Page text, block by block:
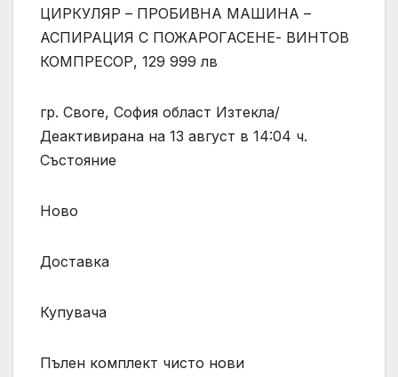
ЦИРКУЛЯР – ПРОБИВНА МАШИНА –
АСПИРАЦИЯ С ПОЖАРОГАСЕНЕ- ВИНТОВ
КОМПРЕСОР, 129 999 лв
гр. Своге, София област Изтекла/
Деактивирана на 13 август в 14:04 ч.
Състояние
Ново
Доставка
Купувача
Пълен комплект чисто нови